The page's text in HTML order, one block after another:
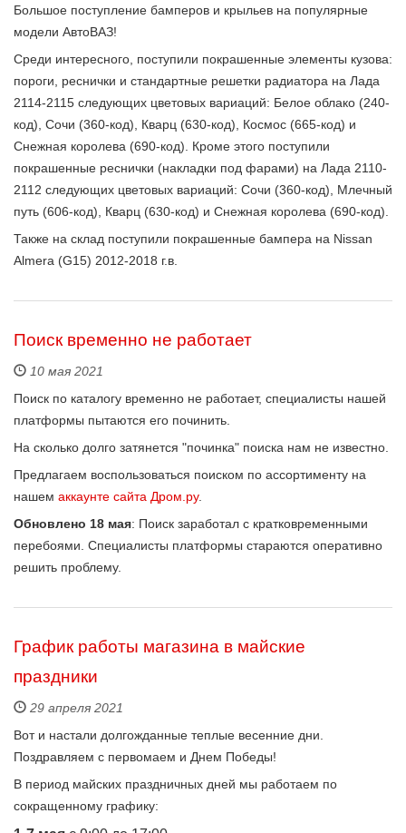
Большое поступление бамперов и крыльев на популярные
модели АвтоВАЗ!
Среди интересного, поступили покрашенные элементы кузова:
пороги, реснички и стандартные решетки радиатора на Лада
2114-2115 следующих цветовых вариаций: Белое облако (240-
код), Сочи (360-код), Кварц (630-код), Космос (665-код) и
Снежная королева (690-код). Кроме этого поступили
покрашенные реснички (накладки под фарами) на Лада 2110-
2112 следующих цветовых вариаций: Сочи (360-код), Млечный
путь (606-код), Кварц (630-код) и Снежная королева (690-код).
Также на склад поступили покрашенные бампера на Nissan
Almera (G15) 2012-2018 г.в.
Поиск временно не работает
10 мая 2021
Поиск по каталогу временно не работает, специалисты нашей
платформы пытаются его починить.
На сколько долго затянется "починка" поиска нам не известно.
Предлагаем воспользоваться поиском по ассортименту на
нашем аккаунте сайта Дром.ру.
Обновлено 18 мая: Поиск заработал с кратковременными
перебоями. Специалисты платформы стараются оперативно
решить проблему.
График работы магазина в майские
праздники
29 апреля 2021
Вот и настали долгожданные теплые весенние дни.
Поздравляем с первомаем и Днем Победы!
В период майских праздничных дней мы работаем по
сокращенному графику: